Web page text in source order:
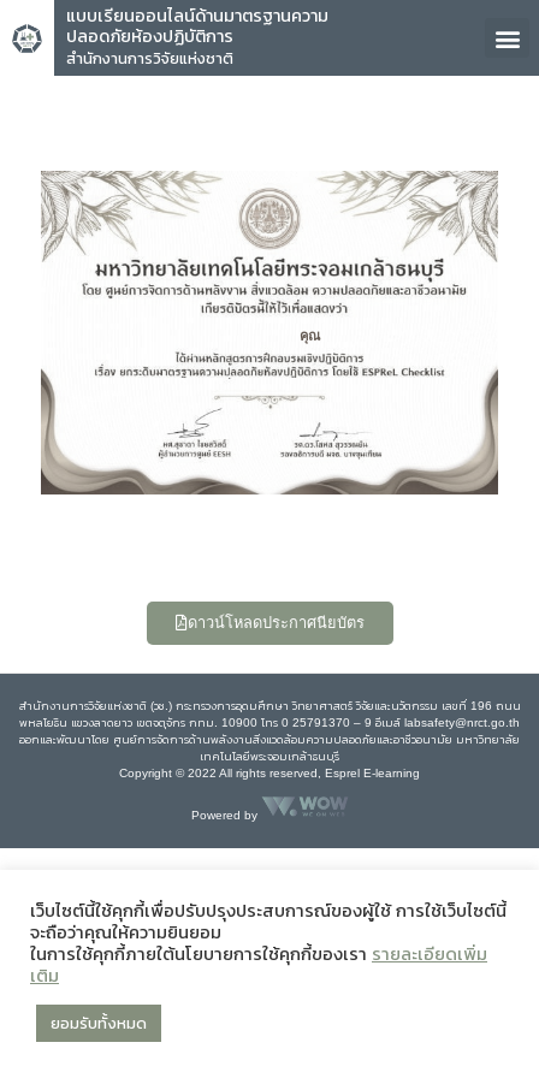
แบบเรียนออนไลน์ด้านมาตรฐานความ
ปลอดภัยห้องปฏิบัติการ
สำนักงานการวิจัยแห่งชาติ
คุณ
ดาวน์โหลดประกาศนียบัตร
สำนักงานการวิจัยแห่งชาติ (วช.) กระทรวงการอุดมศึกษา วิทยาศาสตร์ วิจัยและนวัตกรรม เลขที่ 196 ถนน
พหลโยธิน แขวงลาดยาว เขตจตุจักร กทม. 10900 โทร 0 25791370 – 9 อีเมล์ labsafety@nrct.go.th
ออกและพัฒนาโดย ศูนย์การจัดการด้านพลังงานสิ่งแวดล้อมความปลอดภัยและอาชีวอนามัย มหาวิทยาลัย
เทคโนโลยีพระจอมเกล้าธนบุรี
Copyright © 2022 All rights reserved, Esprel E-learning
Powered by
เว็บไซต์นี้ใช้คุกกี้เพื่อปรับปรุงประสบการณ์ของผู้ใช้ การใช้เว็บไซต์นี้
จะถือว่าคุณให้ความยินยอม
ในการใช้คุกกี้ภายใต้นโยบายการใช้คุกกี้ของเรา รายละเอียดเพิ่ม
เติม
ยอมรับทั้งหมด